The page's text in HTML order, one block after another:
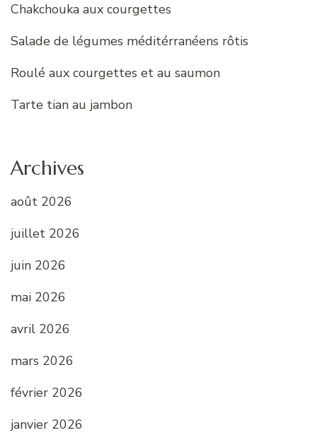
Chakchouka aux courgettes
Salade de légumes méditérranéens rôtis
Roulé aux courgettes et au saumon
Tarte tian au jambon
Archives
août 2026
juillet 2026
juin 2026
mai 2026
avril 2026
mars 2026
février 2026
janvier 2026